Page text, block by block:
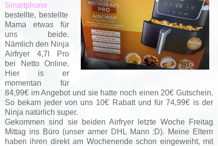
Smartphone
bestellte, bestellte
Mama etwas für
uns beide.
Nämlich den Ninja
Airfryer 4,7l Pro
bei Netto Online.
Hier is er
momentan für
84,99€ im Angebot und sie hatte noch einen 20€ Gutschein.
So bekam jeder von uns 10€ Rabatt und für 74,99€ is der
Ninja natürlich super.
Gekommen sind sie beiden Airfryer letzte Woche Freitag
Mittag ins Büro (unser armer DHL Mann :D). Meine Eltern
haben ihren direkt am Wochenende schon eingeweiht, mit